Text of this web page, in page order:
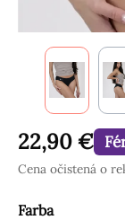
22,90 €
Cena očistená o
Vyberte
Farba